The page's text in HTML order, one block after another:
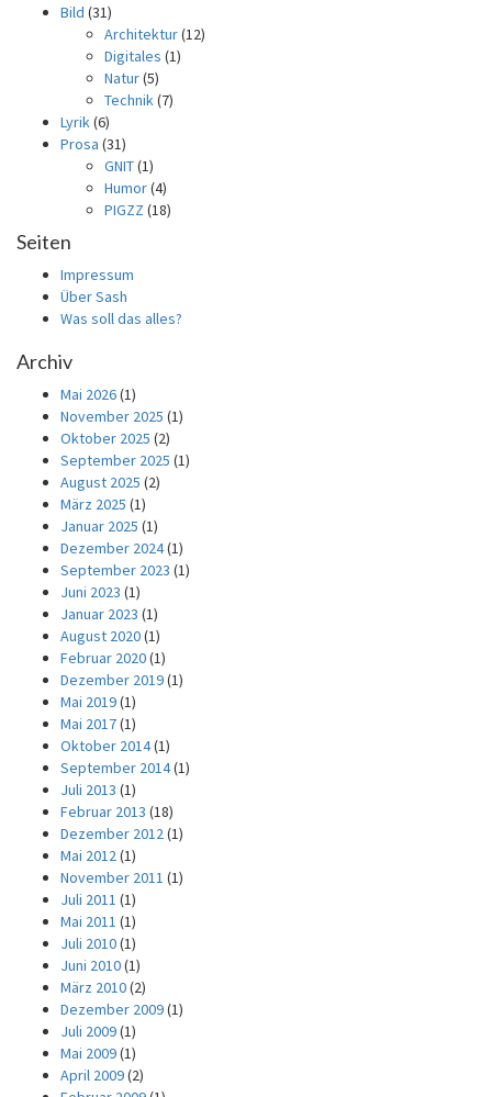
Bild (31)
Architektur(12)
Digitales (1)
Natur(5)
Technik (7)
Lyrik (6)
Prosa (31)
GNIT(1)
Humor(4)
PIGZZ (18)
Seiten
Impressum
Über Sash
Was soll das alles?
Archiv
Mai 2026(1)
November 2025 (1)
Oktober 2025 (2)
September 2025 (1)
August 2025 (2)
März 2025 (1)
Januar 2025 (1)
Dezember 2024(1)
September 2023 (1)
Juni 2023 (1)
Januar 2023 (1)
August 2020(1)
Februar 2020(1)
Dezember 2019(1)
Mai 2019(1)
Mai 2017(1)
Oktober 2014(1)
September 2014(1)
Juli 2013 (1)
Februar 2013 (18)
Dezember 2012 (1)
Mai 2012 (1)
November 2011 (1)
Juli 2011 (1)
Mai 2011 (1)
Juli 2010(1)
Juni 2010(1)
März 2010(2)
Dezember 2009(1)
Juli 2009(1)
Mai 2009(1)
April 2009(2)